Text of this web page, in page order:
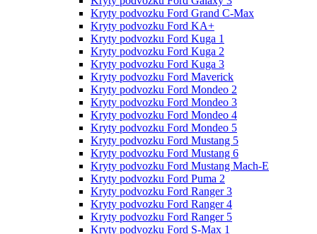
Kryty podvozku Ford Grand C-Max
Kryty podvozku Ford KA+
Kryty podvozku Ford Kuga 1
Kryty podvozku Ford Kuga 2
Kryty podvozku Ford Kuga 3
Kryty podvozku Ford Maverick
Kryty podvozku Ford Mondeo 2
Kryty podvozku Ford Mondeo 3
Kryty podvozku Ford Mondeo 4
Kryty podvozku Ford Mondeo 5
Kryty podvozku Ford Mustang 5
Kryty podvozku Ford Mustang 6
Kryty podvozku Ford Mustang Mach-E
Kryty podvozku Ford Puma 2
Kryty podvozku Ford Ranger 3
Kryty podvozku Ford Ranger 4
Kryty podvozku Ford Ranger 5
Kryty podvozku Ford S-Max 1